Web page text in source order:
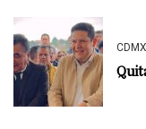
CDMX